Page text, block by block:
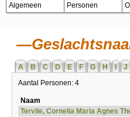
Algemeen Personen
A B C D E F G H J
Aantal Personen: 4
Naam
Tervile, Cornelia Maria Agnes